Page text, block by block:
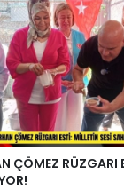
ÇÖMEZ RÜZGARI